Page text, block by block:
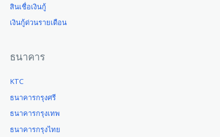
สินเชื่อเงินกู้
เงินกู้ด่วนรายเดือน
ธนาคาร
KTC
ธนาคารกรุงศรี
ธนาคารกรุงเทพ
ธนาคารกรุงไทย